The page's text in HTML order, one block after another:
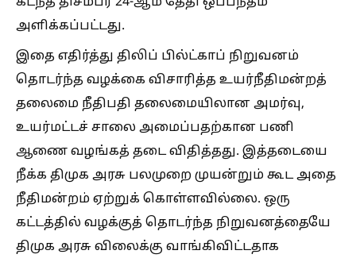
அளிக்கப்பட்டது.
இதை எதிர்த்து திலிப் பில்ட்காப் நிறுவனம்
தொடர்ந்த வழக்கை விசாரித்த உயர்நீதிமன்றத்
தலைமை நீதிபதி தலைமையிலான அமர்வு,
உயர்மட்டச் சாலை அமைப்பதற்கான பணி
ஆணை வழங்கத் தடை விதித்தது. இத்தடையை
நீக்க திமுக அரசு பலமுறை முயன்றும் கூட அதை
நீதிமன்றம் ஏற்றுக் கொள்ளவில்லை. ஒரு
கட்டத்தில் வழக்குத் தொடர்ந்த நிறுவனத்தையே
திமுக அரசு விலைக்கு வாங்கிவிட்டதாக